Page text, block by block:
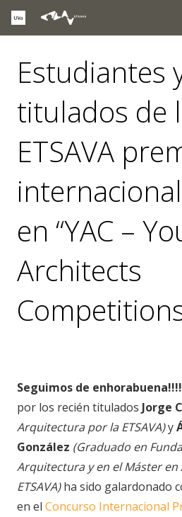
Estudiantes
titulados de
ETSAVA
en “YAC –
Architects
Seguimos de enhorabuena!!!!
por los recién titulados Jorge
Arquitectura por la ETSAVA)y
González (Graduado en
Arquitectura y en el Máster
ETSAVA)ha sido galardonado
en el Concurso Internacional